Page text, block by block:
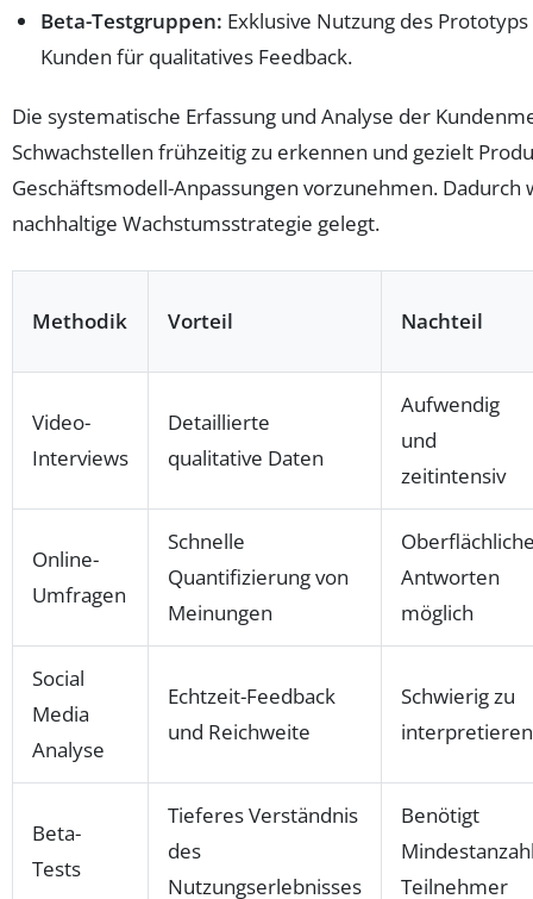
Beta-Testgruppen: Exklusive Nutzung des
Kunden für qualitatives Feedback.
Die systematische Erfassung und Analyse der
Schwachstellen frühzeitig zu erkennen und gezielt
Geschäftsmodell-Anpassungen vorzunehmen.
nachhaltige Wachstumsstrategie gelegt.
Methodik Vorteil Nachteil
Video-
Interviews
Detaillierte
qualitative Daten
Aufwendig
und
zeitintensiv
Online-
Umfragen
Schnelle
Quantifizierung von
Meinungen
Antworten
möglich
Social
Media
Analyse
Echtzeit-Feedback
und Reichweite
Schwierig zu
interpretieren
Beta-
Tests
Tieferes Verständnis
des
Nutzungserlebnisses
Benötigt
Teilnehmer